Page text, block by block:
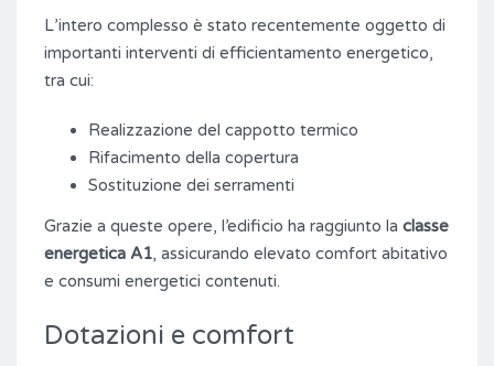
L’intero complesso è stato recentemente oggetto di
importanti interventi di efficientamento energetico,
tra cui:
Realizzazione del cappotto termico
Rifacimento della copertura
Sostituzione dei serramenti
Grazie a queste opere, l’edificio ha raggiunto la classe
energetica A1, assicurando elevato comfort abitativo
e consumi energetici contenuti.
Dotazioni e comfort